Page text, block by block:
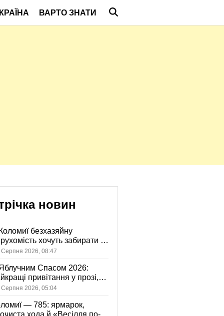
ВАРТО ЗНАТИ
новин
безхазяйну
хочуть забирати у
громади: що це
Серпня 2026, 08:47
Спасом 2026:
привітання у прозі,
та картинках
Серпня 2026, 05:04
— 785: ярмарок,
хода й «Весілля по-